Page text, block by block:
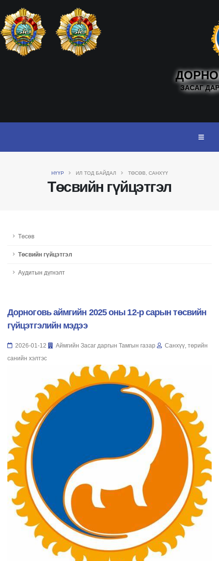
ЗАСАГ
НҮҮР ИЛ ТОД БАЙДАЛ ТӨСӨВ, САНХҮҮ
Төсвийн гүйцэтгэл
Төсөв
Төсвийн гүйцэтгэл
Аудитын дүгнэлт
Дорноговь аймгийн 2025 оны 12-р сарын төсвийн
гүйцэтгэлийн мэдээ
2026-01-12 Аймгийн Засаг даргын Тамгын газар
Санхүү, төрийн
санийн хэлтэс